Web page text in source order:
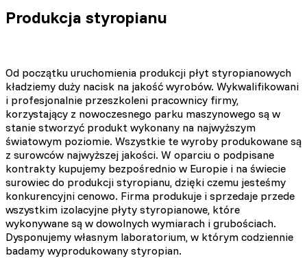
Produkcja styropianu
Od początku uruchomienia produkcji płyt styropianowych
kładziemy duży nacisk na jakość wyrobów. Wykwalifikowani
i profesjonalnie przeszkoleni pracownicy firmy,
korzystający z nowoczesnego parku maszynowego są w
stanie stworzyć produkt wykonany na najwyższym
światowym poziomie. Wszystkie te wyroby produkowane są
z surowców najwyższej jakości. W oparciu o podpisane
kontrakty kupujemy bezpośrednio w Europie i na świecie
surowiec do produkcji styropianu, dzięki czemu jesteśmy
konkurencyjni cenowo. Firma produkuje i sprzedaje przede
wszystkim izolacyjne płyty styropianowe, które
wykonywane są w dowolnych wymiarach i grubościach.
Dysponujemy własnym laboratorium, w którym codziennie
badamy wyprodukowany styropian.